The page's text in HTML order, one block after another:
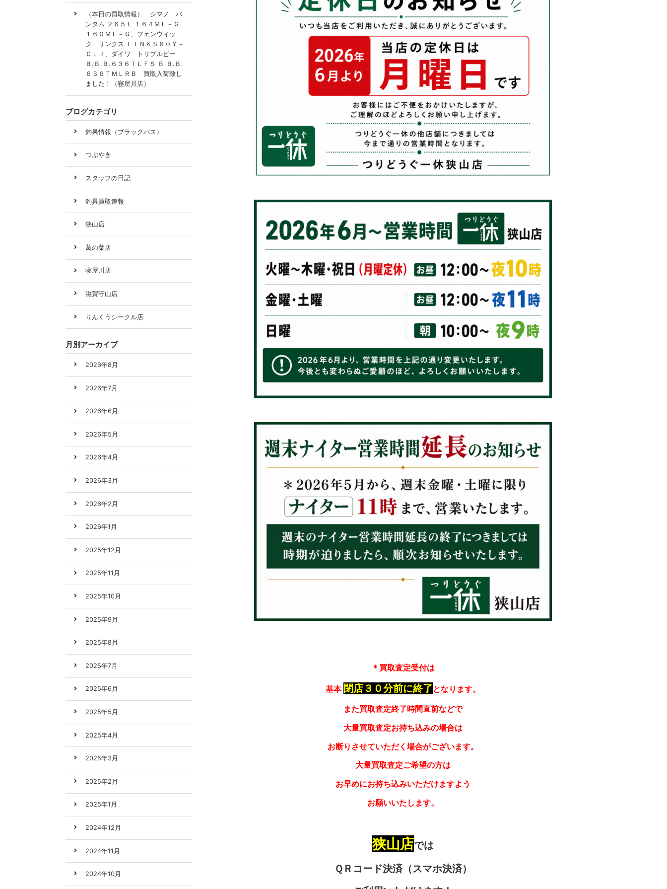
＊買取査定受付は
基本 閉店３０分前に終了 となります。
また買取査定終了時間直前などで
大量買取査定お持ち込みの場合は
お断りさせていただく場合がございます。
大量買取査定ご希望の方は
お早めにお持ち込みいただけますよう
お願いいたします。
狭山店では
ＱＲコード決済（スマホ決済）
（本日の買取情報） シマノ バ
ンタム ２６５Ｌ １６４ＭＬ－Ｇ
１６０ＭＬ－Ｇ、フェンウィッ
ク リンクス ＬＩＮＫＳ６０Ｙ－
ＣＬＪ、ダイワ トリプルビー
Ｂ.Ｂ.Ｂ.６３６ＴＬＦＳ Ｂ.Ｂ.Ｂ.
６３６ＴＭＬＲＢ 買取入荷致し
ました！（寝屋川店）
ブログカテゴリ
釣果情報（ブラックバス）
つぶやき
スタッフの日記
釣具買取速報
狭山店
葛の葉店
寝屋川店
滋賀守山店
りんくうシークル店
月別アーカイブ
2026年8月
2026年7月
2026年6月
2026年5月
2026年4月
2026年3月
2026年2月
2026年1月
2025年12月
2025年11月
2025年10月
2025年9月
2025年8月
2025年7月
2025年6月
2025年5月
2025年4月
2025年3月
2025年2月
2025年1月
2024年12月
2024年11月
2024年10月